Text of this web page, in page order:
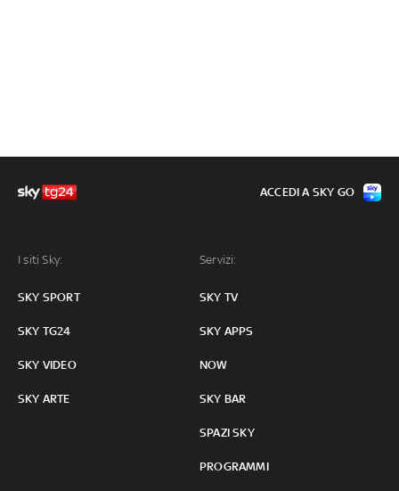
I siti Sky:
SKY SPORT
SKY TG24
SKY VIDEO
SKY ARTE
Servizi:
SKY TV
SKY APPS
NOW
SKY BAR
SPAZI SKY
PROGRAMMI
ACCEDI A SKY GO